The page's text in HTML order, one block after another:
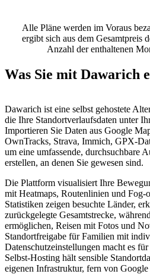
Alle Pläne werden im Voraus
ergibt sich aus dem Gesamtpreis
Anzahl der enthaltenen
Was Sie mit Dawarich
Dawarich ist eine selbst gehostete
die Ihre Standortverlaufsdaten unter
Importieren Sie Daten aus Google
OwnTracks, Strava, Immich, GPX-
um eine umfassende, durchsuchbare
erstellen, an denen Sie gewesen sind.
Die Plattform visualisiert Ihre
mit Heatmaps, Routenlinien und
Statistiken zeigen besuchte Länder,
zurückgelegte Gesamtstrecke,
ermöglichen, Reisen mit Fotos und
Standortfreigabe für Familien mit
Datenschutzeinstellungen macht es
Selbst-Hosting hält sensible
eigenen Infrastruktur, fern von